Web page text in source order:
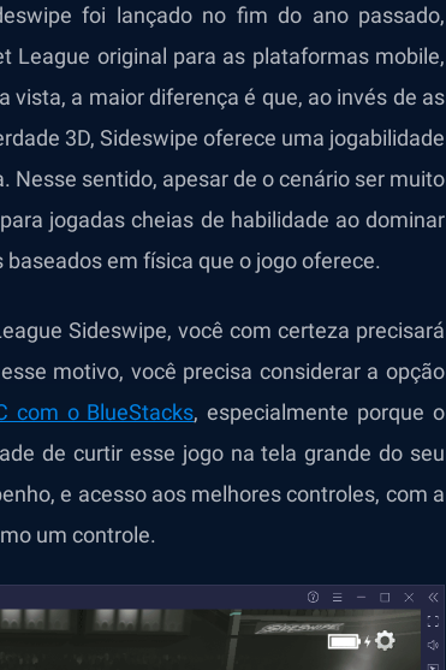
foi lançado no fim do ano passado,
League original para as plataformas mobile,
a maior diferença é que, ao invés de as
3D, Sideswipe oferece uma jogabilidade
Nesse sentido, apesar de o cenário ser muito
jogadas cheias de habilidade ao dominar
em física que o jogo oferece.
Sideswipe, você com certeza precisará
motivo, você precisa considerar a opção
com o BlueStacks, especialmente porque o
de curtir esse jogo na tela grande do seu
e acesso aos melhores controles, com a
um controle.